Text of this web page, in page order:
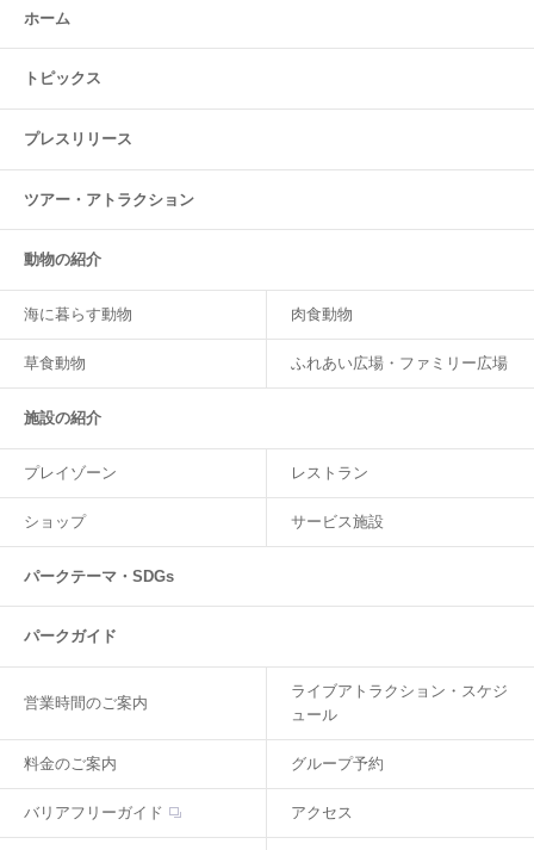
ホーム
トピックス
プレスリリース
ツアー・ アトラクション
動物の紹介
海に暮らす動物 肉食動物
草食動物 ふれあい広場・ファミリー広場
施設の紹介
プレイゾーン レストラン
ショップ サービス施設
パークテーマ・SDGs
パークガイド
営業時間のご案内
ライブアトラクション・スケジ
ュール
料金のご案内 グループ予約
バリアフリーガイド アクセス